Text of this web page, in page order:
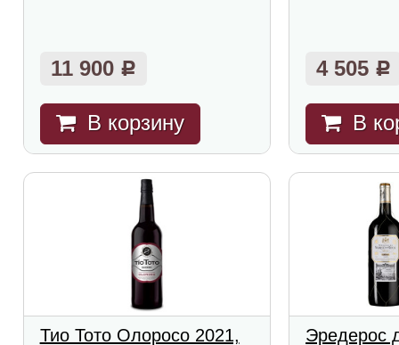
11 900 Р
В корзину
4 505 Р
В
Тио Тото Олоросо 2021, Эредерос